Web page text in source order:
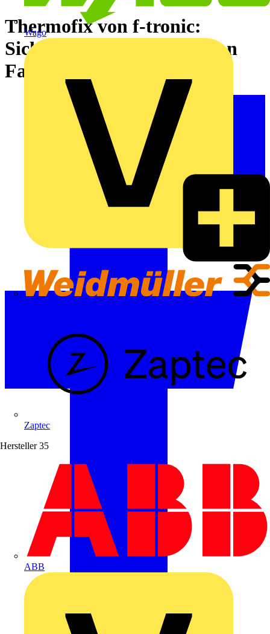
Wago
Zaptec
Hersteller 35
ABB
Thermofix von f-tronic:
Sicherer Halt in gedämmten
Fassaden